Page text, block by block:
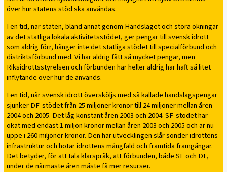
över hur statens stöd ska användas.
I en tid, när staten, bland annat genom Handslaget och stora ökningar
av det statliga lokala aktivitetsstödet, ger pengar till svensk idrott
som aldrig förr, hänger inte det statliga stödet till specialförbund och
distriktsförbund med. Vi har aldrig fått så mycket pengar, men
Riksidrottsstyrelsen och förbunden har heller aldrig har haft så litet
inflytande över hur de används.
I en tid, när svensk idrott översköljs med så kallade handslagspengar
sjunker DF-stödet från 25 miljoner kronor till 24 miljoner mellan åren
2004 och 2005. Det låg konstant åren 2003 och 2004. SF-stödet har
ökat med endast 1 miljon kronor mellan åren 2003 och 2005 och är nu
uppe i 260 miljoner kronor. Den här utvecklingen slår sönder idrottens
infrastruktur och hotar idrottens mångfald och framtida framgångar.
Det betyder, för att tala klarspråk, att förbunden, både SF och DF,
under de närmaste åren måste få mer resurser.